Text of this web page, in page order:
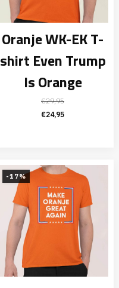
Oranje WK-EK T-
shirt Even Trump
Is Orange
€29,95
Oorspronkelijke
€24,95Huidige
-17%